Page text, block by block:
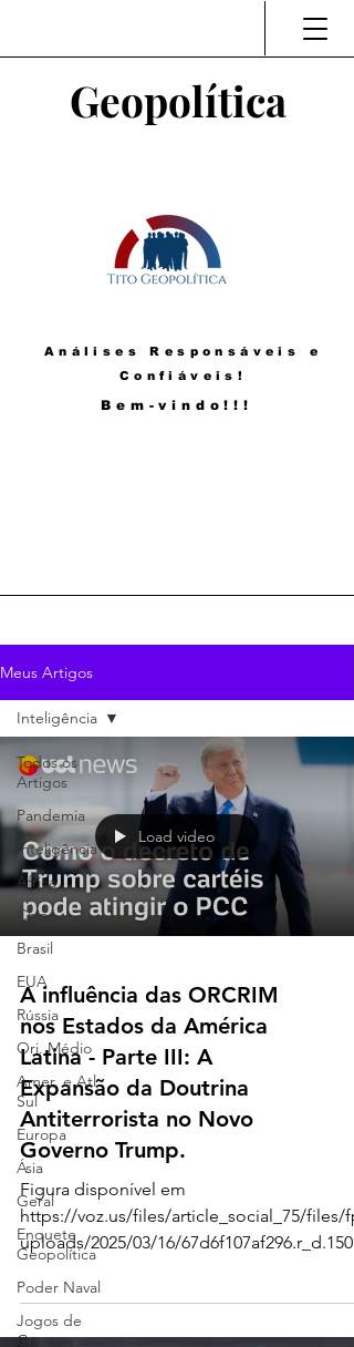
Geopolítica
Análises Responsáveis e
Confiáveis!
Bem-vindo!!!
Meus Artigos
Todos os
Artigos
Pandemia
Inteligência
África
China
Brasil
EUA
Rússia
Ori. Médio
Amer. e Atl.
Sul
Europa
Ásia
Geral
Enquete
Geopolítica
Poder Naval
Jogos de
Guerra
Inteligência
Load video
A influência das ORCRIM
nos Estados da América
Latina - Parte III: A
Expansão da Doutrina
Antiterrorista no Novo
Governo Trump.
Figura disponível em
https://voz.us/files/article_social_75/files/
uploads/2025/03/16/